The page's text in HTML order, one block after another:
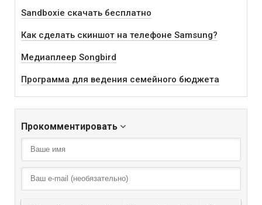
Sandboxie скачать бесплатно
Как сделать скиншот на телефоне Samsung?
Медиаплеер Songbird
Программа для ведения семейного бюджета
Прокомментировать